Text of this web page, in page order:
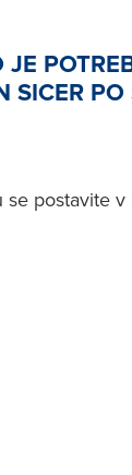
SICER
se postavite